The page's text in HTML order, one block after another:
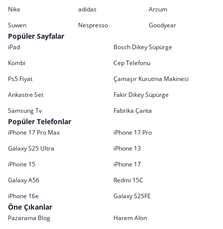
Nike adidas
Arzum
Suwen
Nespresso Goodyear
Popüler Sayfalar
iPad
Bosch Dikey Süpürge
Kombi
Cep Telefonu
Ps5 Fiyat
Çamaşır Kurutma Makinesi
Ankastre Set
Fakir Dikey Süpürge
Samsung Tv
Fabrika Çanta
Popüler Telefonlar
iPhone 17 Pro Max
iPhone 17 Pro
Galaxy S25 Ultra
iPhone 13
iPhone 15
iPhone 17
Galaxy A56
Redmi 15C
iPhone 16e
Galaxy S25FE
Öne Çıkanlar
Pazarama Blog
Harem Altın